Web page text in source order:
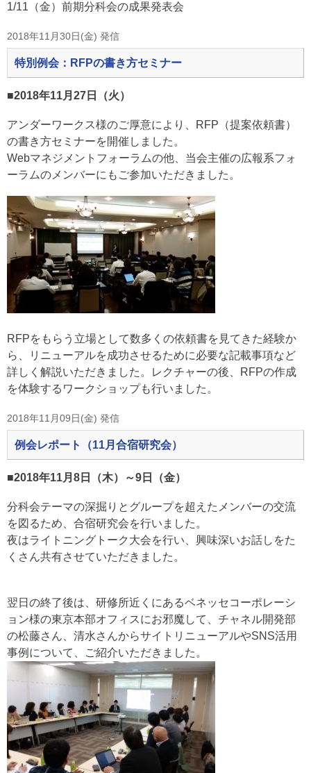
1/11（金）前期分科会の成果発表会
2018年11月30日(金) 発信
特別例会：RFPの書き方セミナー
■2018年11月27日（火）
アンダーワークス様のご厚意により、RFP（提案依頼書）
の書き方セミナーを開催しました。
Webマネジメントフォーラムの他、当会主催の広報系フォ
ーラムのメンバーにもご参加いただきました。
RFPをもらう立場として数多くの依頼書を見てきた経験か
ら、リニューアルを成功させるために必要な記載事項など
詳しく解説いただきました。レクチャーの後、RFPの作成
を体験するワークショップも行いました。
2018年11月09日(金) 発信
例会レポート（11月合宿研究会）
■2018年11月8日（木）～9日（金）
分科会テーマの深掘りとグループを超えたメンバーの交流
を図るため、合宿研究会を行いました。
夜はライトニングトーク大会を行い、興味深いお話しをた
くさん共有させていただきました。
翌日の終了後は、研修所近くにあるベネッセコーポレーシ
ョン様の東京本部オフィスにお邪魔して、チャネル開発部
の松藤さん、清水さんからサイトリニューアルやSNS活用
事例について、ご紹介いただきました。